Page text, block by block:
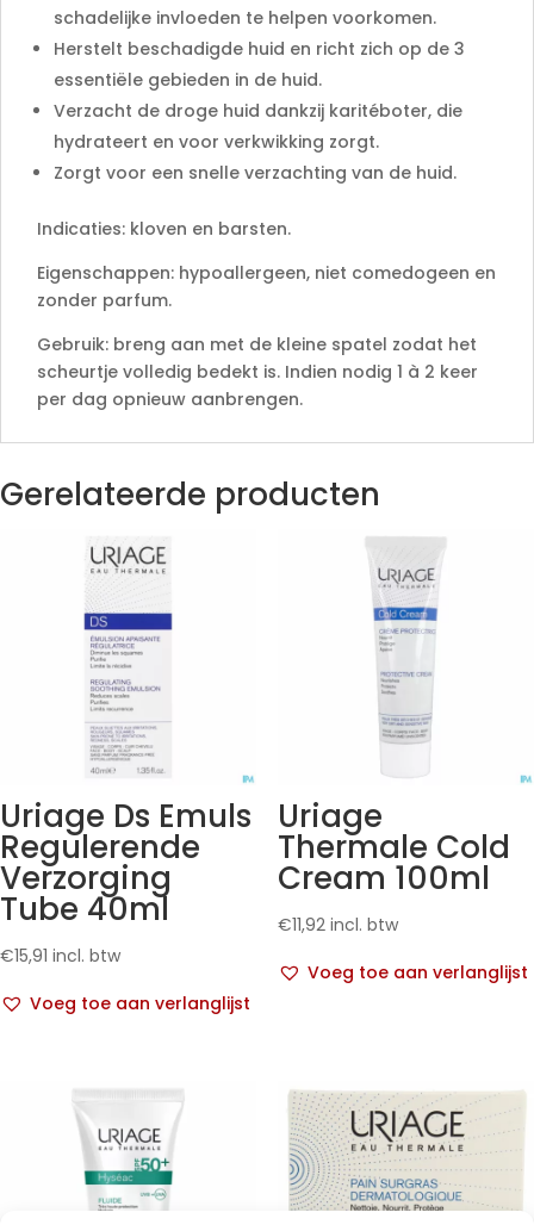
schadelijke invloeden te helpen voorkomen.
Herstelt beschadigde huid en richt zich op de 3
essentiële gebieden in de huid.
Verzacht de droge huid dankzij karitéboter, die
hydrateert en voor verkwikking zorgt.
Zorgt voor een snelle verzachting van de huid.
Indicaties: kloven en barsten.
Eigenschappen: hypoallergeen, niet comedogeen en
zonder parfum.
Gebruik: breng aan met de kleine spatel zodat het
scheurtje volledig bedekt is. Indien nodig 1 à 2 keer
per dag opnieuw aanbrengen.
Gerelateerde producten
Uriage Ds Emuls
Regulerende
Verzorging
Tube 40ml
€15,91 incl. btw
Voeg toe aan verlanglijst
Uriage
Thermale Cold
Cream 100ml
€11,92 incl. btw
Voeg toe aan verlanglijst